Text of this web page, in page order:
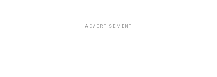
ADVERTISEMENT